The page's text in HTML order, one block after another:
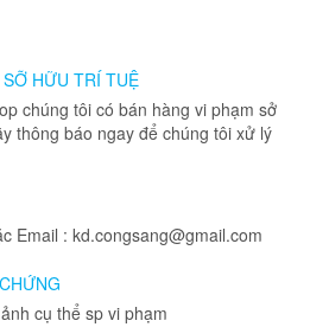
HỮU TRÍ TUỆ
chúng tôi có bán hàng vi phạm sở
thông báo ngay để chúng tôi xử lý
Email : kd.congsang@gmail.com
cụ thể sp vi phạm